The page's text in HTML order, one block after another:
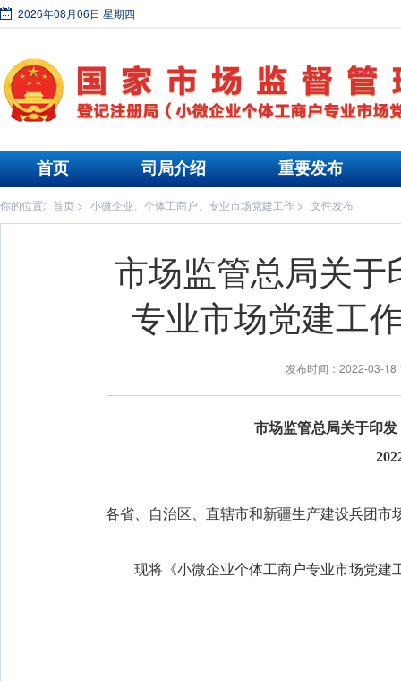
2026年08月06日 星期四
首页 司局介绍 重要发布
你的位置: 首页 > 小微企业、个体工商户、专业市场党建工作 > 文件发布
市场监管总局关于
专业市场党建工
发布时间：2022-03-
市场监管总局关于印
各省、自治区、直辖市和新疆生产建设兵团市
现将《小微企业个体工商户专业市场党建